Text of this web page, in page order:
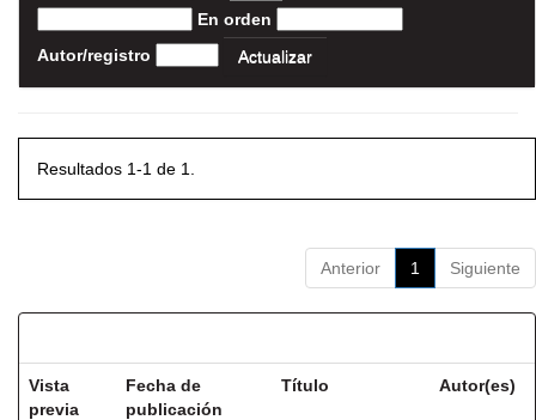
En orden
Autor/registro
Resultados 1-1 de 1.
Anterior 1 Siguiente
Vista
previa
Fecha de
publicación
Título Autor(es)